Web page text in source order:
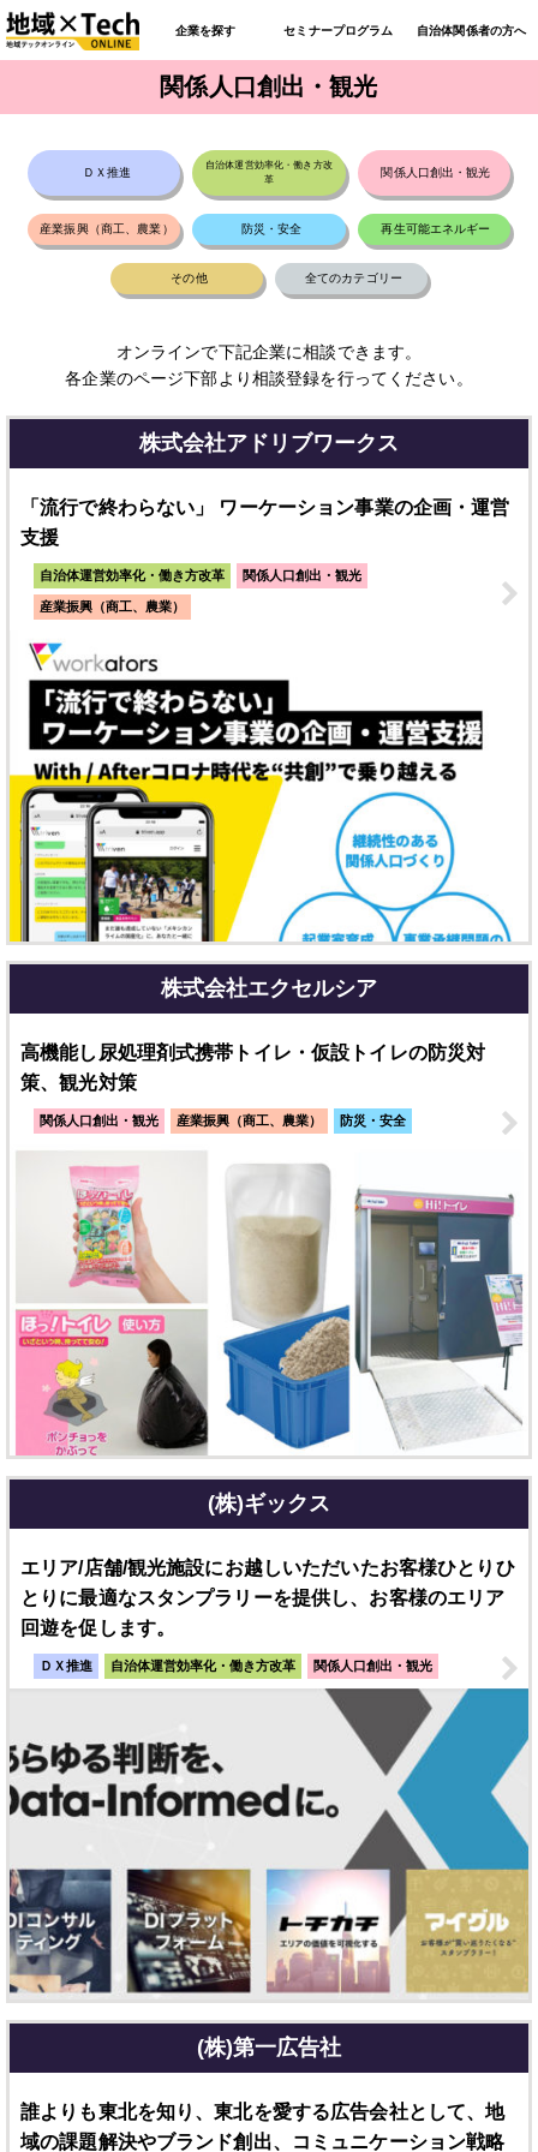
企業を探す セミナープログラム 自治体関係者の方へ
関係人口創出・観光
ＤＸ推進
自治体運営効率化・働き方改
革
関係人口創出・観光
産業振興（商工、農業） 防災・安全 再生可能エネルギー
その他 全てのカテゴリー
オンラインで下記企業に相談できます。
各企業のページ下部より相談登録を行ってください。
株式会社アドリブワークス
「流行で終わらない」 ワーケーション事業の企画・運営
支援
自治体運営効率化・働き方改革 関係人口創出・観光
産業振興（商工、農業）
株式会社エクセルシア
高機能し尿処理剤式携帯トイレ・仮設トイレの防災対
策、観光対策
関係人口創出・観光 産業振興（商工、農業） 防災・安全
(株)ギックス
エリア/店舗/観光施設にお越しいただいたお客様ひとりひ
とりに最適なスタンプラリーを提供し、お客様のエリア
回遊を促します。
ＤＸ推進 自治体運営効率化・働き方改革 関係人口創出・観光
(株)第一広告社
誰よりも東北を知り、東北を愛する広告会社として、地
域の課題解決やブランド創出、コミュニケーション戦略